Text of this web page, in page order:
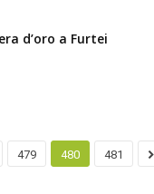
d’oro a Furtei
479 480 481